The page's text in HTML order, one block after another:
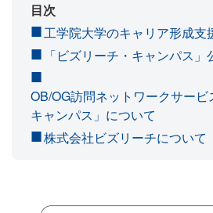
目次
工学院大学のキャリア形成支
「ビズリーチ・キャンパス
OB/OG訪問ネットワークサービ
キャンパス」について
株式会社ビズリーチについて